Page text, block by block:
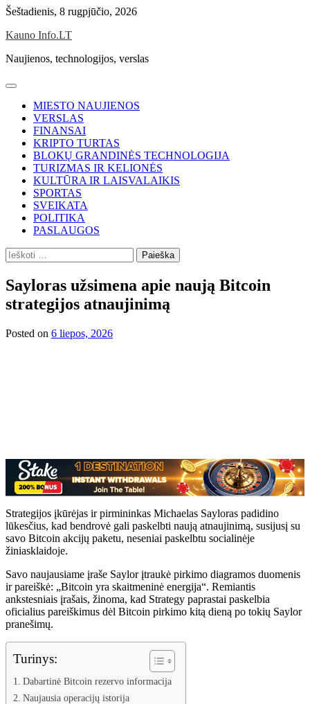
Skip
content
Šeštadienis, 8 rugpjūčio, 2026
Kauno Info.LT
Naujienos, technologijos, verslas
MIESTO NAUJIENOS
VERSLAS
FINANSAI
KRIPTO TURTAS
BLOKŲ GRANDINĖS TECHNOLOGIJA
TURIZMAS IR KELIONĖS
KULTŪRA IR LAISVALAIKIS
SPORTAS
SVEIKATA
POLITIKA
PASLAUGOS
Ieškoti:
Sayloras užsimena apie naują Bitcoin
strategijos atnaujinimą
Posted on 6 liepos, 2026
Strategijos įkūrėjas ir pirmininkas Michaelas Sayloras padidino
lūkesčius, kad bendrovė gali paskelbti naują atnaujinimą, susijusį su
savo Bitcoin akcijų paketu, neseniai paskelbtu socialinėje
žiniasklaidoje.
Savo naujausiame įraše Saylor įtraukė pirkimo diagramos duomenis
ir pareiškė: „Bitcoin yra skaitmeninė energija“. Remiantis
ankstesniais įrašais, žinoma, kad Strategy paprastai paskelbia
oficialius pareiškimus dėl Bitcoin pirkimo kitą dieną po tokių Saylor
pranešimų.
Turinys:
Dabartinė Bitcoin rezervo informacija
Naujausia operacijų istorija